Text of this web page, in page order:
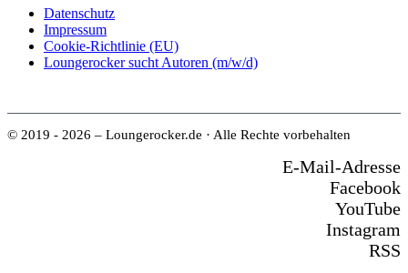
Datenschutz
Impressum
Cookie-Richtlinie (EU)
Loungerocker sucht Autoren (m/w/d)
© 2019 - 2026 – Loungerocker.de · Alle Rechte vorbehalten
E-Mail-Adresse
Facebook
YouTube
Instagram
RSS